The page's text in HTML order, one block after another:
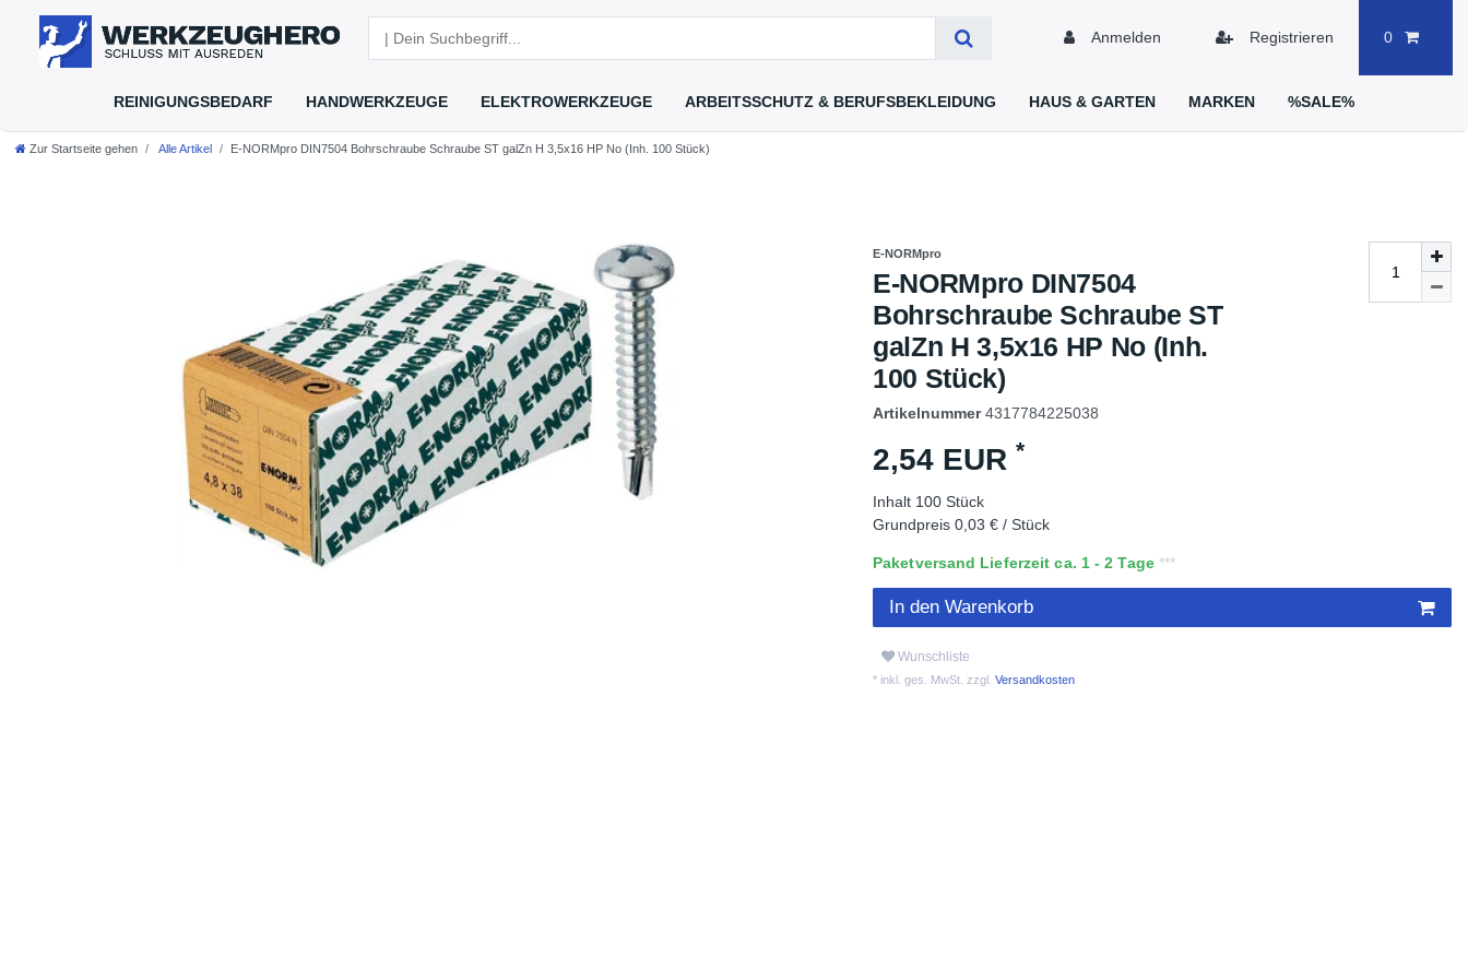
Anmelden Registrieren 0
REINIGUNGSBEDARF HANDWERKZEUGE ELEKTROWERKZEUGE ARBEITSSCHUTZ & BERUFSBEKLEIDUNG HAUS & GARTEN MARKEN %SALE%
Zur Startseite gehen Alle Artikel E-NORMpro DIN7504 Bohrschraube Schraube ST galZn H 3,5x16 HP No (Inh. 100 Stück)
E-NORMpro
E-NORMpro DIN7504
Bohrschraube Schraube ST
galZn H 3,5x16 HP No (Inh.
100 Stück)
Artikelnummer4317784225038
2,54 EUR *
Inhalt 100 Stück
Grundpreis 0,03 € / Stück
Paketversand Lieferzeit ca. 1 - 2 Tage
In den Warenkorb
Wunschliste
* inkl. ges. MwSt. zzgl. Versandkosten